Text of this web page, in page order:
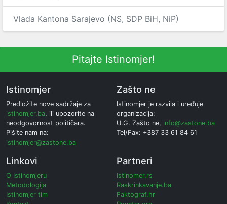
Vlada Kantona Sarajevo (NS, SDP BiH, NiP)
Pitajte Istinomjer!
Istinomjer
Predložite nove sadržaje za
istinomjer.ba, ili upozorite na
neodgovornost političara.
Pišite nam na:
istinomjer@zastone.ba
Zašto ne
Istinomjer je razvila i uređuje
organizacija:
U.G. Zašto ne, info@zastone.ba
Tel/Fax: +387 33 61 84 61
Linkovi
O Istinomjeru
Metodologija
Istinomjer tim
Partneri
Istinomer.rs
Raskrinkavanje.ba
Faktograf.hr